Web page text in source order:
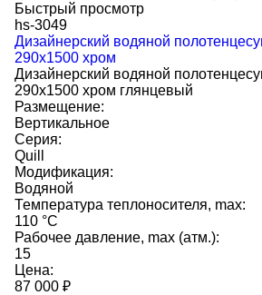
Быстрый просмотр
hs-3049
Дизайнерский водяной
290x1500 хром
Дизайнерский водяной
290x1500 хром глянцевый
Размещение:
Вертикальное
Серия:
Quill
Модификация:
Водяной
Температура теплоносителя, max:
110 °C
Рабочее давление, max (атм.):
15
Цена:
87 000 ₽